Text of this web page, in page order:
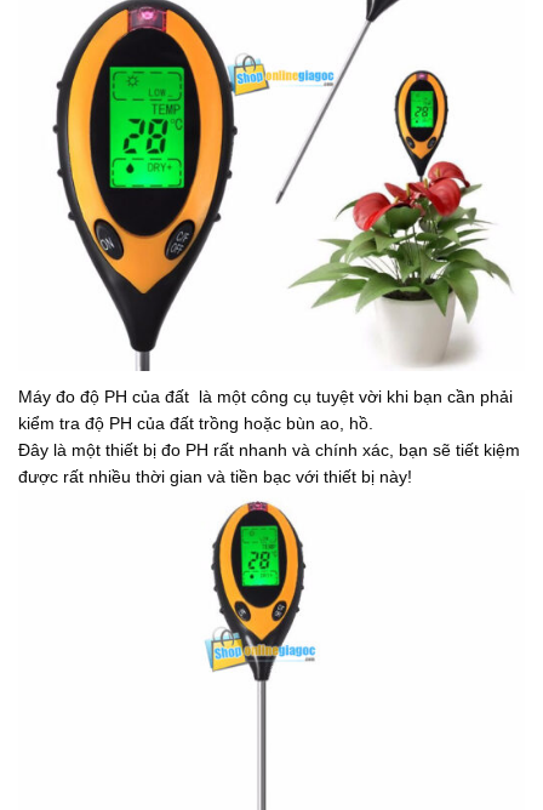
Máy đo độ PH của đất là một công cụ tuyệt vời khi bạn cần phải
kiểm tra độ PH của đất trồng hoặc bùn ao, hồ.
Đây là một thiết bị đo PH rất nhanh và chính xác, bạn sẽ tiết kiệm
được rất nhiều thời gian và tiền bạc với thiết bị này!